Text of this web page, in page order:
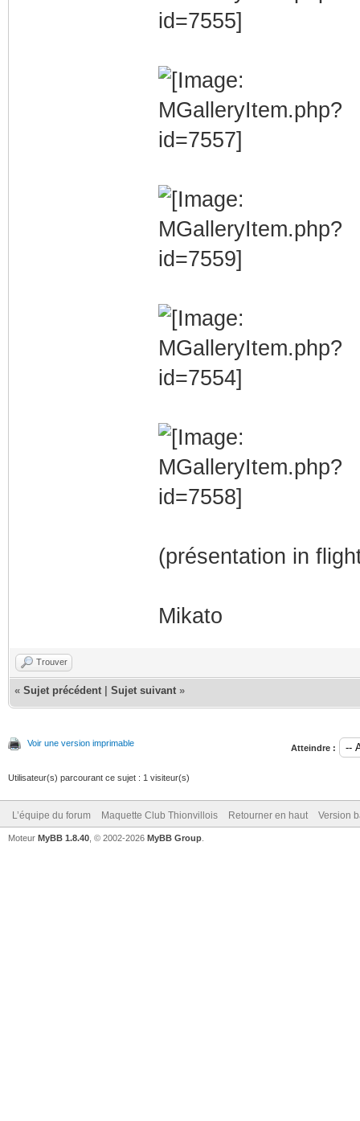
(présentation in
Mikato
Trouver
« Sujet précédent Sujet suivant »
Voir une version imprimable Atteindre :
Utilisateur(s) parcourant ce sujet : 1 visiteur(s)
L’équipe du forum Maquette Club Thionvillois Retourner en haut Version
Moteur MyBB 1.8.40 , © 2002-2026 MyBB Group